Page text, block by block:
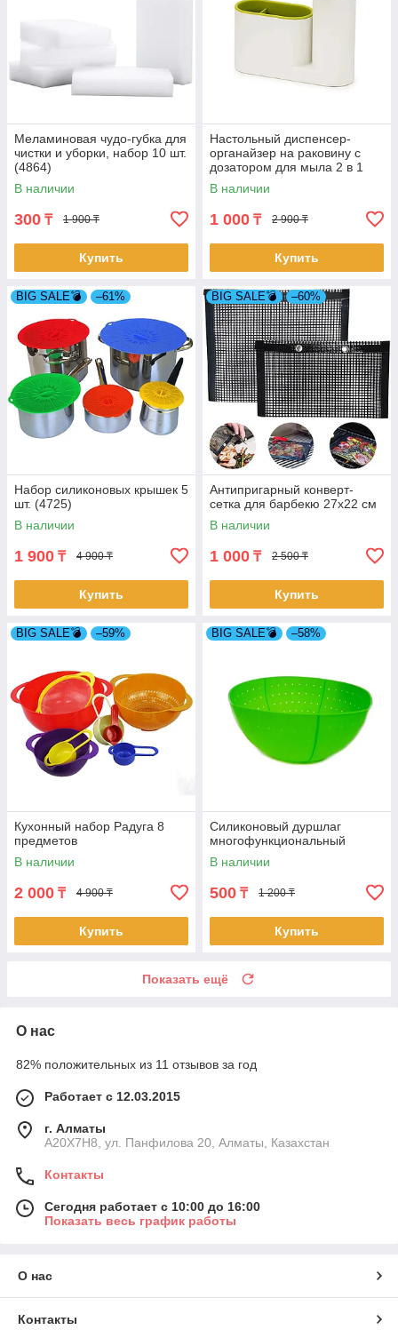
Меламиновая чудо-губка для
чистки и уборки, набор 10 шт.
(4864)
В наличии
300 ₸ 1 900 ₸
Купить
Настольный диспенсер-
органайзер на раковину с
дозатором для мыла 2 в 1
(4846)
В наличии
1 000 ₸ 2 900 ₸
Купить
BIG SALE💣 –61%
Набор силиконовых крышек 5
шт. (4725)
В наличии
1 900 ₸ 4 900 ₸
Купить
BIG SALE💣 –60%
Антипригарный конверт-
сетка для барбекю 27x22 см
В наличии
1 000 ₸ 2 500 ₸
Купить
BIG SALE💣 –59%
Кухонный набор Радуга 8
предметов
В наличии
2 000 ₸ 4 900 ₸
Купить
BIG SALE💣 –58%
Силиконовый дуршлаг
многофункциональный
В наличии
500 ₸ 1 200 ₸
Купить
Показать ещё
О нас
82% положительных из 11 отзывов за год
Работает с 12.03.2015
г. Алматы
A20X7H8, ул. Панфилова 20, Алматы, Казахстан
Контакты
Сегодня работает с 10:00 до 16:00
Показать весь график работы
О нас
Контакты